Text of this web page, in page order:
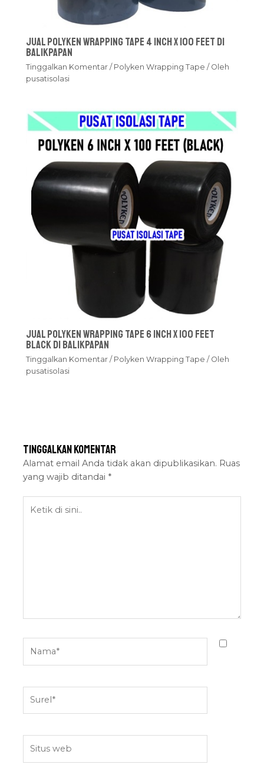
Jual Polyken Wrapping Tape 4 Inch x 100 Feet Di
Balikpapan
Tinggalkan Komentar / Polyken Wrapping Tape / Oleh
pusatisolasi
Jual Polyken Wrapping Tape 6 Inch x 100 Feet
Black Di Balikpapan
Tinggalkan Komentar / Polyken Wrapping Tape / Oleh
pusatisolasi
Tinggalkan Komentar
Alamat email Anda tidak akan dipublikasikan. Ruas
yang wajib ditandai *
web